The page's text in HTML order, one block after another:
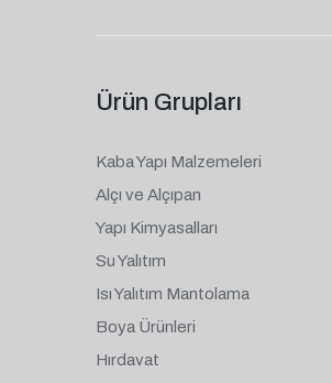
Ürün Grupları
Kaba Yapı Malzemeleri
Alçı ve Alçıpan
Yapı Kimyasalları
Su Yalıtım
Isı Yalıtım Mantolama
Boya Ürünleri
Hırdavat